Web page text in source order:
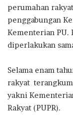
perumahan
penggabungan
Kementerian PU.
diperlakukan
Selama enam
rakyat terangkum
yakni
Rakyat (PUPR).